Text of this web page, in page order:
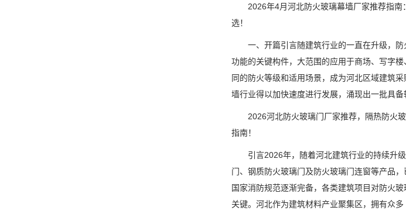
2026年4月河北防火玻璃幕墙厂家推荐指南
选！
一、开篇引言随建筑行业的一直在升级，防
功能的关键构件，大范围的应用于商场、写字
同的防火等级和适用场景，成为河北区域建筑
墙行业得以加快速度进行发展，涌现出一批具
2026河北防火玻璃门厂家推荐，隔热防火玻
指南！
引言2026年，随着河北建筑行业的持续升级
门、钢质防火玻璃门及防火玻璃门连窗等产品
国家消防规范逐渐完备，各类建筑项目对防火
关键。河北作为建筑材料产业聚集区，拥有众多